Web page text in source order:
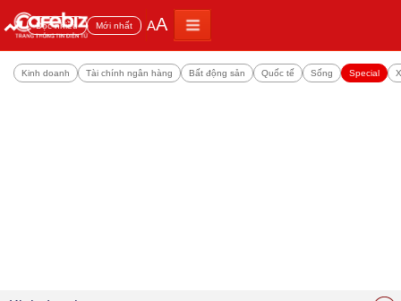
Đọc nhiều Mới nhất AA
Kinh doanh Tài chính ngân hàng Bất động sản Quốc tế Sống Special